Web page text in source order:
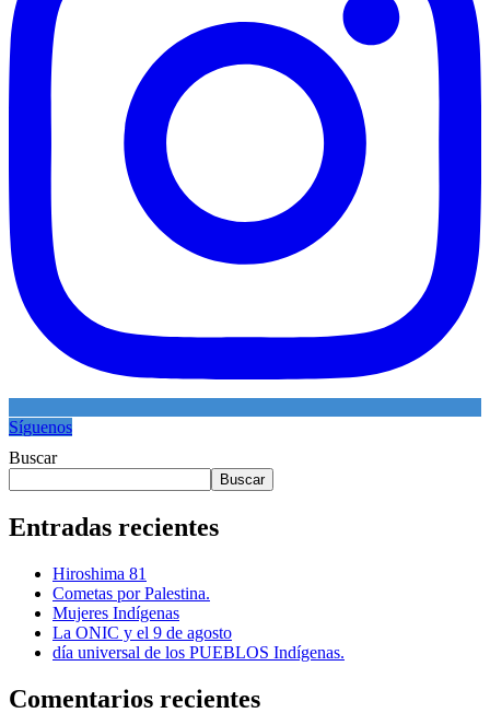
Síguenos
Buscar
Buscar
Entradas recientes
Hiroshima 81
Cometas por Palestina.
Mujeres Indígenas
La ONIC y el 9 de agosto
día universal de los PUEBLOS Indígenas.
Comentarios recientes